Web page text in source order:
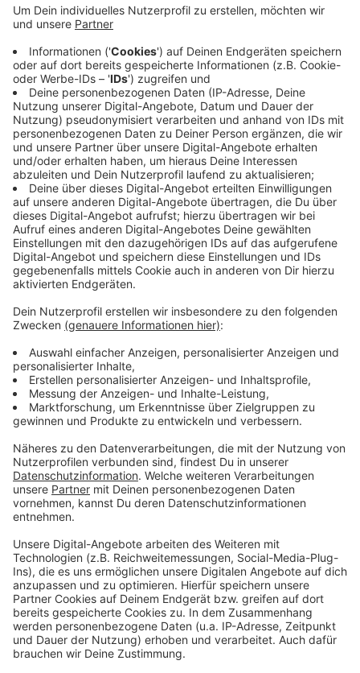
Angriff auf einen Getreidefrachter im Schwarzen Meer vor.
Moskau aber spricht von einem militärischen Ziel. Odessa
warnt vor Folgen für die Ernährungssicherheit.
Auto stürzt von Autobahn auf Bahngleise - drei Tote
Weltnachrichten|Bei einem Unfall auf der A3 werden drei
Menschen tödlich verletzt. Die Bergung hatte Folgen für
Berufsverkehr und Bahnreisende.
Anwohner sollen Gärten nach vermisstem Kind
absuchen
Weltnachrichten|Seit Mittwoch suchen Einsatzkräfte in
Preetz nach einer vermissten Dreijährigen. Das Mädchen ist
autistisch und könnte sich versteckt haben.
Hinterhalt
Hinterhalt gelockt und geschossen? Die Polizei geht einem
Verdacht nach: Ein mutmaßlicher Komplize soll zuvor eine
Notlage auf der Straße vorgetäuscht haben.
Weltnachrichten|Eine neue Regelung zur Straße von
Hormus könnte ein Schritt Richtung Normalisierung im Iran-
Krieg sein. Laut Teheran steht eine Einigung bevor. In den
USA sorgen Berichte zu Waffenbeständen für Ärger.
Knatternde Legende: Bangkoks Tuk-Tuks vor dem
Aus?
Weltnachrichten|Kaum ein Verkehrsmittel steht so sehr
für Bangkok wie die bunten Tuk-Tuks. Wegen Lärm und
Dauersmog könnten die flinken Motor-Rikschas bald
Geschichte sein: Das Kultgefährt steht auf dem Prüfstand.